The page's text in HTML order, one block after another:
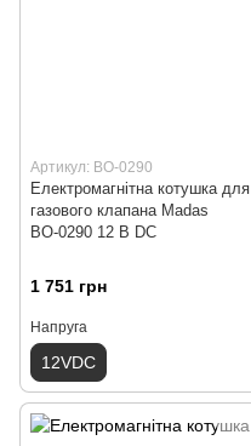
Артикул: ВО-0290
Електромагнітна котушка для
газового клапана Madas
ВО-0290 12 В DС
1 751 грн
Напруга
12VDC